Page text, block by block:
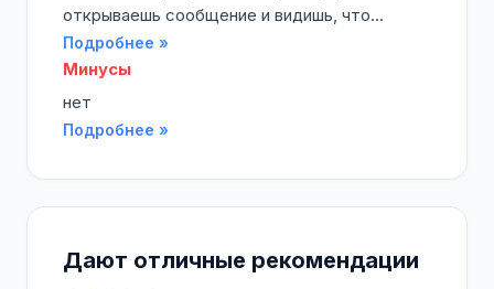
открываешь сообщение и видишь, что...
Подробнее »
Минусы
нет
Подробнее »
Дают отличные рекомендации